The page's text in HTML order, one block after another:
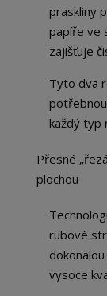
praskliny
papíře ve
zajišťuje
Tyto dva
každý typ
Přesné
plochou
rubové
vysoce